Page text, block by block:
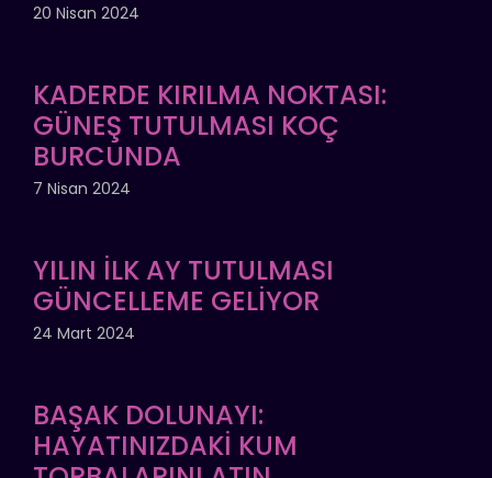
20 Nisan 2024
KADERDE KIRILMA NOKTASI:
GÜNEŞ TUTULMASI KOÇ
BURCUNDA
7 Nisan 2024
YILIN İLK AY TUTULMASI
GÜNCELLEME GELİYOR
24 Mart 2024
BAŞAK DOLUNAYI:
HAYATINIZDAKİ KUM